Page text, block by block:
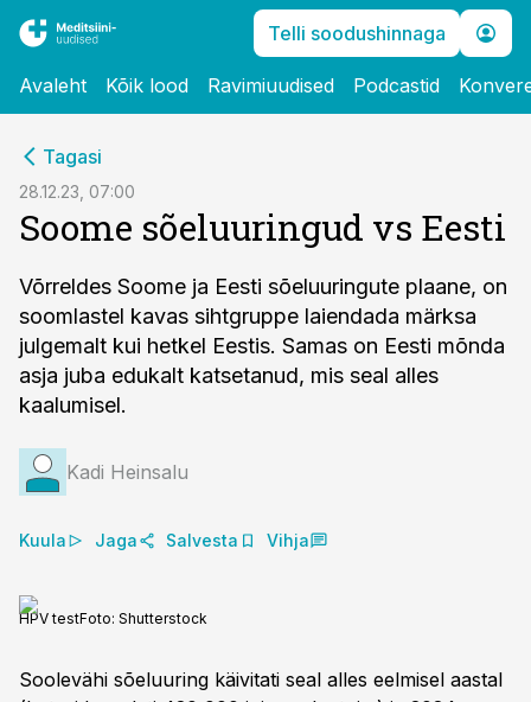
Telli soodushinnaga
Avaleht Kõik lood Ravimiuudised Podcastid
Tagasi
28.12.23, 07:00
Soome sõeluuringud vs Eesti
Võrreldes Soome ja Eesti sõeluuringute plaane, on
soomlastel kavas sihtgruppe laiendada märksa
julgemalt kui hetkel Eestis. Samas on Eesti mõnda
asja juba edukalt katsetanud, mis seal alles
kaalumisel.
Kadi Heinsalu
Kuula Jaga Salvesta Vihja
HPV testFoto: Shutterstock
Soolevähi sõeluuring käivitati seal alles eelmisel aastal